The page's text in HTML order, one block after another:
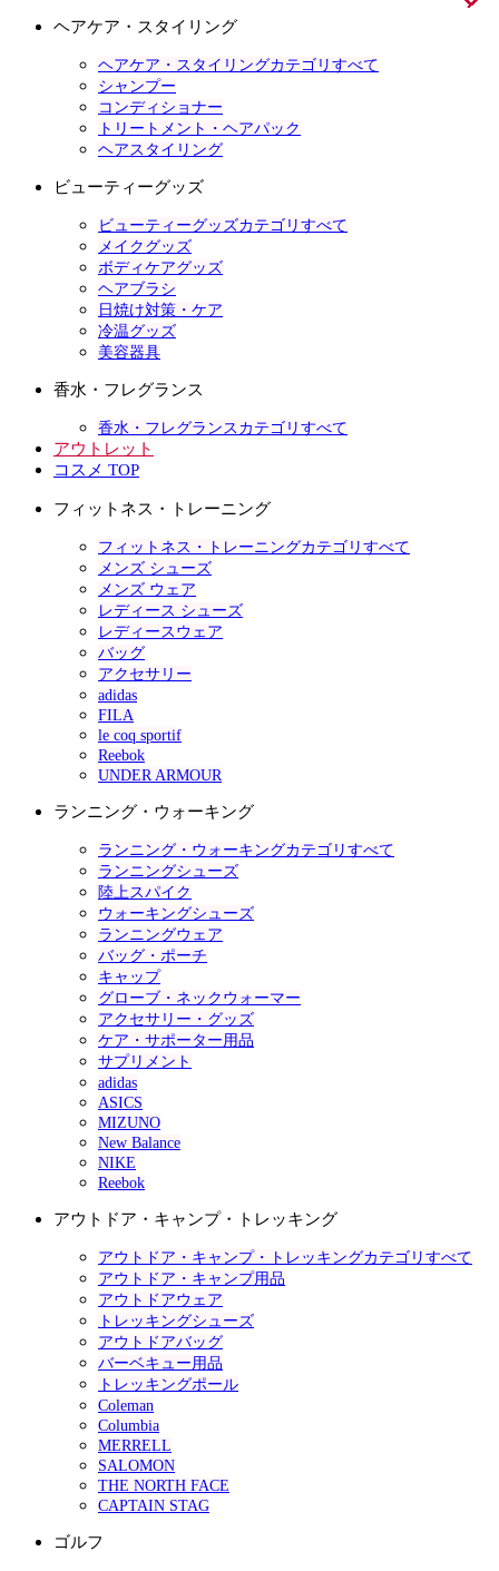
ヘアケア・スタイリング
ヘアケア・スタイリングカテゴリすべて
シャンプー
コンディショナー
トリートメント・ヘアパック
ヘアスタイリング
ビューティーグッズ
ビューティーグッズカテゴリすべて
メイクグッズ
ボディケアグッズ
ヘアブラシ
日焼け対策・ケア
冷温グッズ
美容器具
香水・フレグランス
香水・フレグランスカテゴリすべて
アウトレット
コスメ TOP
フィットネス・トレーニング
フィットネス・トレーニングカテゴリすべて
メンズ シューズ
メンズ ウェア
レディース シューズ
レディースウェア
バッグ
アクセサリー
adidas
FILA
le coq sportif
Reebok
UNDER ARMOUR
ランニング・ウォーキング
ランニング・ウォーキングカテゴリすべて
ランニングシューズ
陸上スパイク
ウォーキングシューズ
ランニングウェア
バッグ・ポーチ
キャップ
グローブ・ネックウォーマー
アクセサリー・グッズ
ケア・サポーター用品
サプリメント
adidas
ASICS
MIZUNO
New Balance
NIKE
Reebok
アウトドア・キャンプ・トレッキング
アウトドア・キャンプ・トレッキングカテゴリすべて
アウトドア・キャンプ用品
アウトドアウェア
トレッキングシューズ
アウトドアバッグ
バーベキュー用品
トレッキングポール
Coleman
Columbia
MERRELL
SALOMON
THE NORTH FACE
CAPTAIN STAG
ゴルフ